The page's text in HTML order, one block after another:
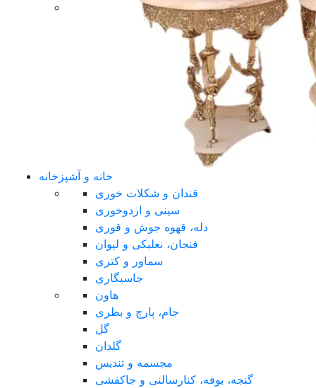
خانه و آشپزخانه
قندان و شکلات خوری
سینی و اردوخوری
دله، قهوه جوش و قوری
فنجان، نعلبکی و لیوان
سماور و کتری
جاسیگاری
هاون
جام، پارچ و بطری
گل
گلدان
مجسمه و تندیس
گنجه، بوفه، کنارسالنی و جاکفشی